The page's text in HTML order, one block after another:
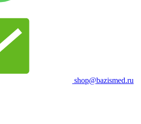
shop@bazismed.ru